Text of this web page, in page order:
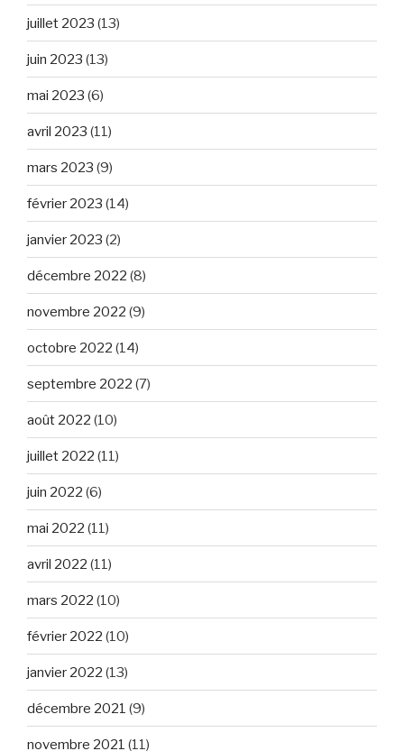
juillet 2023 (13)
juin 2023 (13)
mai 2023 (6)
avril 2023 (11)
mars 2023 (9)
février 2023 (14)
janvier 2023 (2)
décembre 2022 (8)
novembre 2022 (9)
octobre 2022 (14)
septembre 2022 (7)
août 2022 (10)
juillet 2022 (11)
juin 2022 (6)
mai 2022 (11)
avril 2022 (11)
mars 2022 (10)
février 2022 (10)
janvier 2022 (13)
décembre 2021 (9)
novembre 2021 (11)